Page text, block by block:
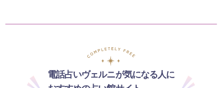
電話占いヴェルニが気になる人に